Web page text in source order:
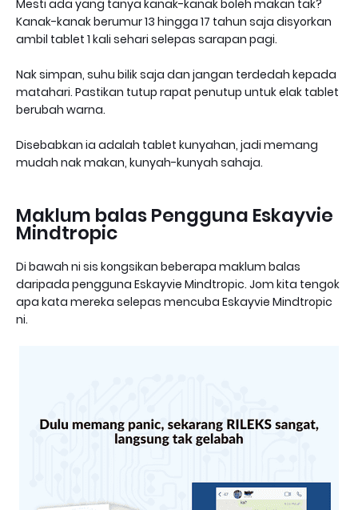
Mesti ada yang tanya kanak-kanak boleh makan tak?
Kanak-kanak berumur 13 hingga 17 tahun saja disyorkan
ambil tablet 1 kali sehari selepas sarapan pagi.
Nak simpan, suhu bilik saja dan jangan terdedah kepada
matahari. Pastikan tutup rapat penutup untuk elak tablet
berubah warna.
Disebabkan ia adalah tablet kunyahan, jadi memang
mudah nak makan, kunyah-kunyah sahaja.
Maklum balas Pengguna Eskayvie
Mindtropic
Di bawah ni sis kongsikan beberapa maklum balas
daripada pengguna Eskayvie Mindtropic. Jom kita tengok
apa kata mereka selepas mencuba Eskayvie Mindtropic
ni.